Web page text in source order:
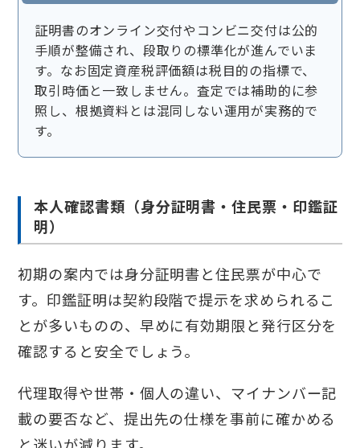
証明書のオンライン交付やコンビニ交付は公的
手順が整備され、段取りの標準化が進んでいま
す。なお固定資産税評価額は税目的の指標で、
取引時価と一致しません。査定では補助的に参
照し、根拠資料とは混同しない運用が実務的で
す。
本人確認書類（身分証明書・住民票・印鑑証
明）
初期の案内では身分証明書と住民票が中心で
す。印鑑証明は契約段階で提示を求められるこ
とが多いものの、早めに有効期限と発行区分を
確認すると安全でしょう。
代理取得や世帯・個人の違い、マイナンバー記
載の要否など、提出先の仕様を事前に確かめる